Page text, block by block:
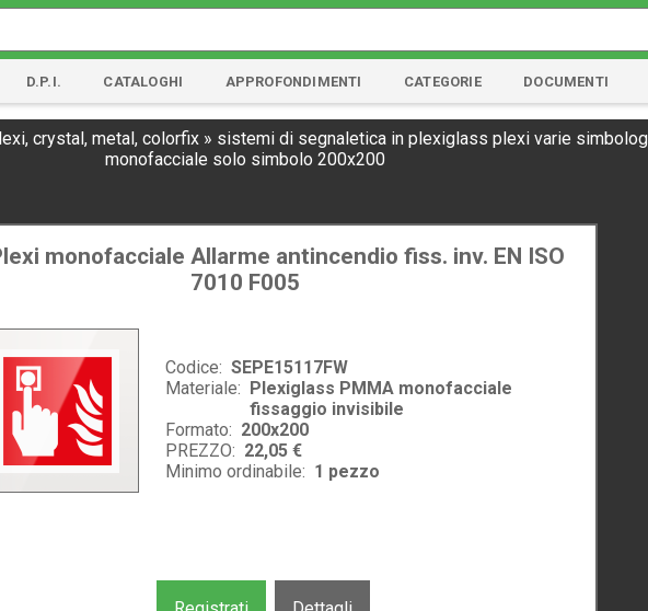
D.P.I. CATALOGHI APPROFONDIMENTI CATEGORIE DOCUMENTI
crystal, metal, colorfix » sistemi di segnaletica in plexiglass plexi varie
monofacciale solo simbolo 200x200
monofacciale Allarme antincendio fiss. inv. EN ISO
7010 F005
Codice: SEPE15117FW
Materiale: Plexiglass PMMA monofacciale
fissaggio invisibile
Formato: 200x200
PREZZO: 22,05 €
Minimo ordinabile: 1 pezzo